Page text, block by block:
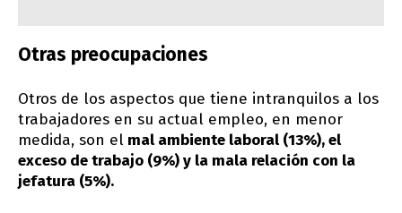
Otras preocupaciones
Otros de los aspectos que tiene intranquilos a los
trabajadores en su actual empleo, en menor
medida, son el mal ambiente laboral (13%), el
exceso de trabajo (9%) y la mala relación con la
jefatura (5%).